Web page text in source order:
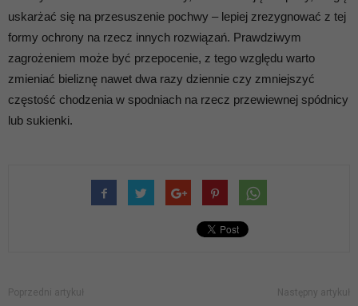
uskarżać się na przesuszenie pochwy – lepiej zrezygnować z tej
formy ochrony na rzecz innych rozwiązań. Prawdziwym
zagrożeniem może być przepocenie, z tego względu warto
zmieniać bieliznę nawet dwa razy dziennie czy zmniejszyć
częstość chodzenia w spodniach na rzecz przewiewnej spódnicy
lub sukienki.
Poprzedni artykuł Następny artykuł